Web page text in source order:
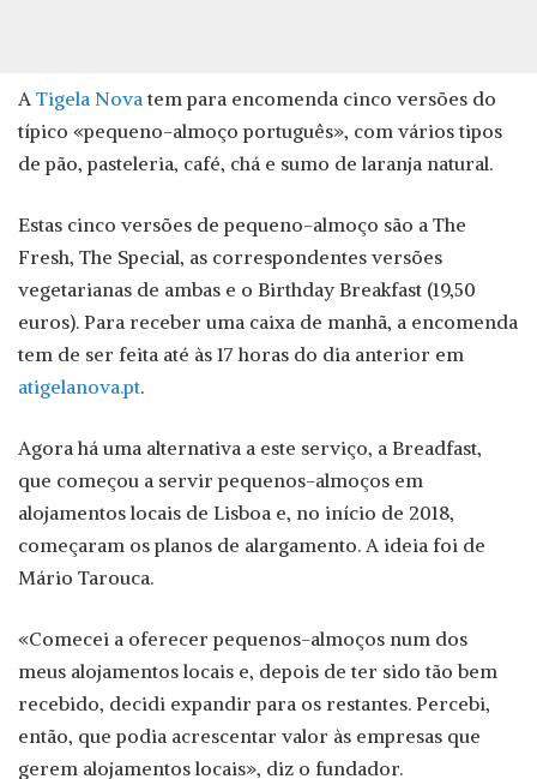
A Tigela Novatem para encomenda cinco versões do
típico «pequeno-almoço português», com vários tipos
de pão, pasteleria, café, chá e sumo de laranja natural.
Estas cinco versões de pequeno-almoço são a The
Fresh, The Special, as correspondentes versões
vegetarianas de ambas e o Birthday Breakfast (19,50
euros). Para receber uma caixa de manhã, a encomenda
tem de ser feita até às 17 horas do dia anterior em
atigelanova.pt.
Agora há uma alternativa a este serviço, a Breadfast,
que começou a servir pequenos-almoços em
alojamentos locais de Lisboa e, no início de 2018,
começaram os planos de alargamento. A ideia foi de
Mário Tarouca.
«Comecei a oferecer pequenos-almoços num dos
meus alojamentos locais e, depois de ter sido tão bem
recebido, decidi expandir para os restantes. Percebi,
então, que podia acrescentar valor às empresas que
gerem alojamentos locais», diz o fundador.